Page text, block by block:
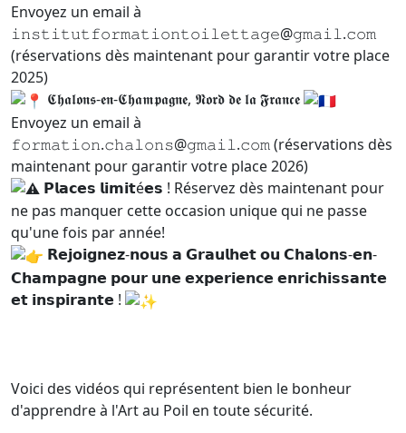
Envoyez un email à
𝚒𝚗𝚜𝚝𝚒𝚝𝚞𝚝𝚏𝚘𝚛𝚖𝚊𝚝𝚒𝚘𝚗𝚝𝚘𝚒𝚕𝚎𝚝𝚝𝚊𝚐𝚎@𝚐𝚖𝚊𝚒𝚕.𝚌𝚘𝚖
(réservations dès maintenant pour garantir votre place
2025)
𝕮𝖍𝖆𝖑𝖔𝖓𝖘-𝖊𝖓-𝕮𝖍𝖆𝖒𝖕𝖆𝖌𝖓𝖊, 𝕹𝖔𝖗𝖉 𝖉𝖊 𝖑𝖆 𝕱𝖗𝖆𝖓𝖈𝖊
Envoyez un email à
𝚏𝚘𝚛𝚖𝚊𝚝𝚒𝚘𝚗.𝚌𝚑𝚊𝚕𝚘𝚗𝚜@𝚐𝚖𝚊𝚒𝚕.𝚌𝚘𝚖 (réservations dès
maintenant pour garantir votre place 2026)
𝗣𝗹𝗮𝗰𝗲𝘀 𝗹𝗶𝗺𝗶𝘁é𝗲𝘀 ! Réservez dès maintenant pour
ne pas manquer cette occasion unique qui ne passe
qu'une fois par année!
𝗥𝗲𝗷𝗼𝗶𝗴𝗻𝗲𝘇-𝗻𝗼𝘂𝘀 𝗮 𝗚𝗿𝗮𝘂𝗹𝗵𝗲𝘁 𝗼𝘂 𝗖𝗵𝗮𝗹𝗼𝗻𝘀-𝗲𝗻-
𝗖𝗵𝗮𝗺𝗽𝗮𝗴𝗻𝗲 𝗽𝗼𝘂𝗿 𝘂𝗻𝗲 𝗲𝘅𝗽𝗲𝗿𝗶𝗲𝗻𝗰𝗲 𝗲𝗻𝗿𝗶𝗰𝗵𝗶𝘀𝘀𝗮𝗻𝘁𝗲
𝗲𝘁 𝗶𝗻𝘀𝗽𝗶𝗿𝗮𝗻𝘁𝗲 !
Voici des vidéos qui représentent bien le bonheur
d'apprendre à l'Art au Poil en toute sécurité.